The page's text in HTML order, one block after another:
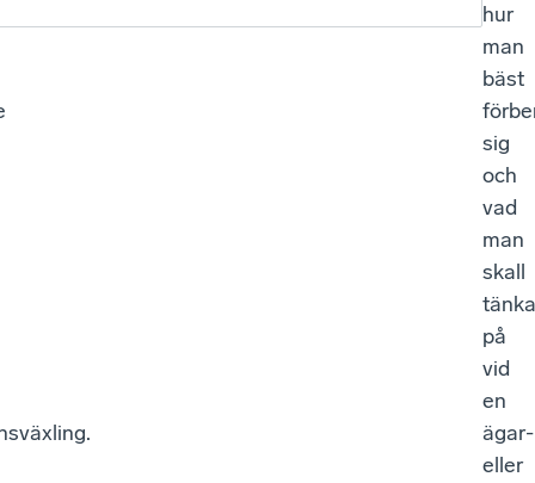
hur
man
bäst
sig
och
vad
man
skall
tänka
på
vid
en
ägar-
eller